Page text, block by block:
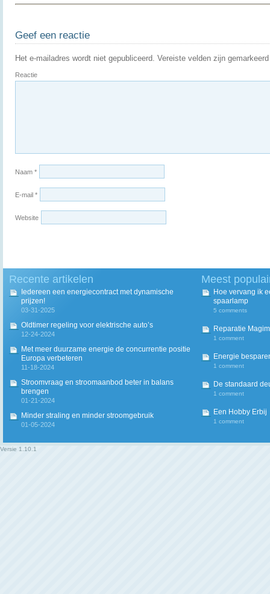
Geef een reactie
Het e-mailadres wordt niet gepubliceerd. Vereiste velden zijn
Reactie
Naam *
E-mail *
Website
Recente artikelen
Iedereen een energiecontract met dynamische
prijzen!
03-31-2025
Oldtimer regeling voor elektrische auto’s
12-24-2024
Met meer duurzame energie de concurrentie positie
Europa verbeteren
11-18-2024
Stroomvraag en stroomaanbod beter in balans
brengen
01-21-2024
Minder straling en minder stroomgebruik
01-05-2024
Meest
Hoe vervang ik
spaarlamp
5 comments
Reparatie
1 comment
Energie
1 comment
De standaard
1 comment
Een Hobby Erbij
1 comment
Versie 1.10.1